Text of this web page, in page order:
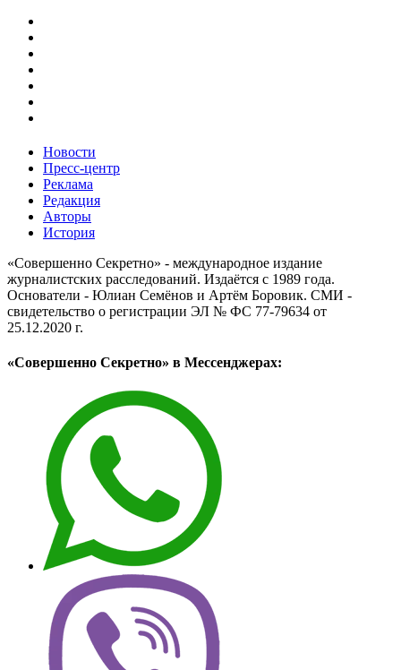
Новости
Пресс-центр
Реклама
Редакция
Авторы
История
«Совершенно Секретно» - международное издание
журналистских расследований. Издаётся с 1989 года.
Основатели - Юлиан Семёнов и Артём Боровик. CМИ -
свидетельство о регистрации ЭЛ № ФС 77-79634 от
25.12.2020 г.
«Совершенно Секретно» в Мессенджерах: